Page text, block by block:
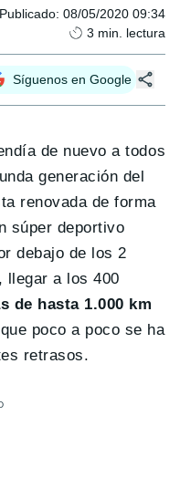
Publicado: 08/05/2020 09:34
3 min. lectura
Síguenos en Google
de nuevo a todos
generación del
renovada de forma
súper deportivo
debajo de los 2
llegar a los 400
de hasta 1.000 km
poco a poco se ha
retrasos.